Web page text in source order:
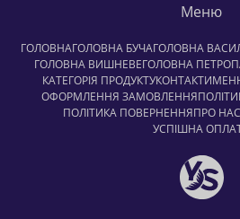
Меню
ГОЛОВНАГОЛОВНА БУЧАГОЛОВНА
ГОЛОВНА ВИШНЕВЕГОЛОВНА
КАТЕГОРІЯ ПРОДУКТУКОНТАКТИ
ОФОРМЛЕННЯ ЗАМОВЛЕННЯ
ПОЛІТИКА ПОВЕРНЕННЯПРО НАС
УСПІШНА